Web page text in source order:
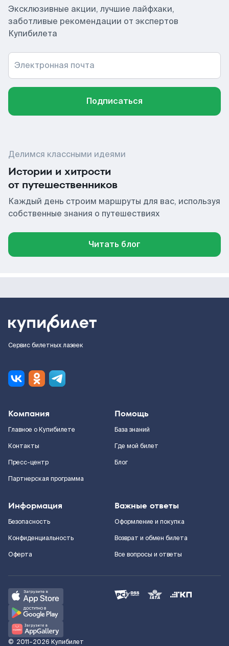
Эксклюзивные акции, лучшие лайфхаки,
заботливые рекомендации от экспертов
Купибилета
Электронная почта
Подписаться
Делимся классными идеями
Истории и хитрости
от путешественников
Каждый день строим маршруты для вас, используя
собственные знания о путешествиях
Читать блог
Сервис билетных лазеек
Компания
Главное о Купибилете
Контакты
Пресс-центр
Партнерская программа
Помощь
База знаний
Где мой билет
Блог
Информация
Безопасность
Конфиденциальность
Оферта
Важные ответы
Оформление и покупка
Возврат и обмен билета
Все вопросы и ответы
© 2011–2026 Купибилет